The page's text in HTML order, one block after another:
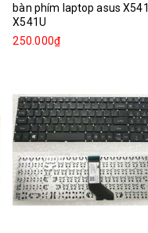
bàn phím laptop asus X541
X541U
250.000₫